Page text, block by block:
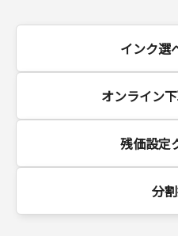
インク選
オンライン
残価設定
分